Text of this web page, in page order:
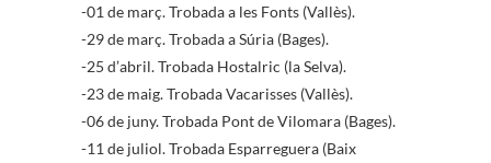
-01 de març. Trobada a les Fonts (Vallès).
-29 de març. Trobada a Súria (Bages).
-25 d’abril. Trobada Hostalric (la Selva).
-23 de maig. Trobada Vacarisses (Vallès).
-06 de juny. Trobada Pont de Vilomara (Bages).
-11 de juliol. Trobada Esparreguera (Baix